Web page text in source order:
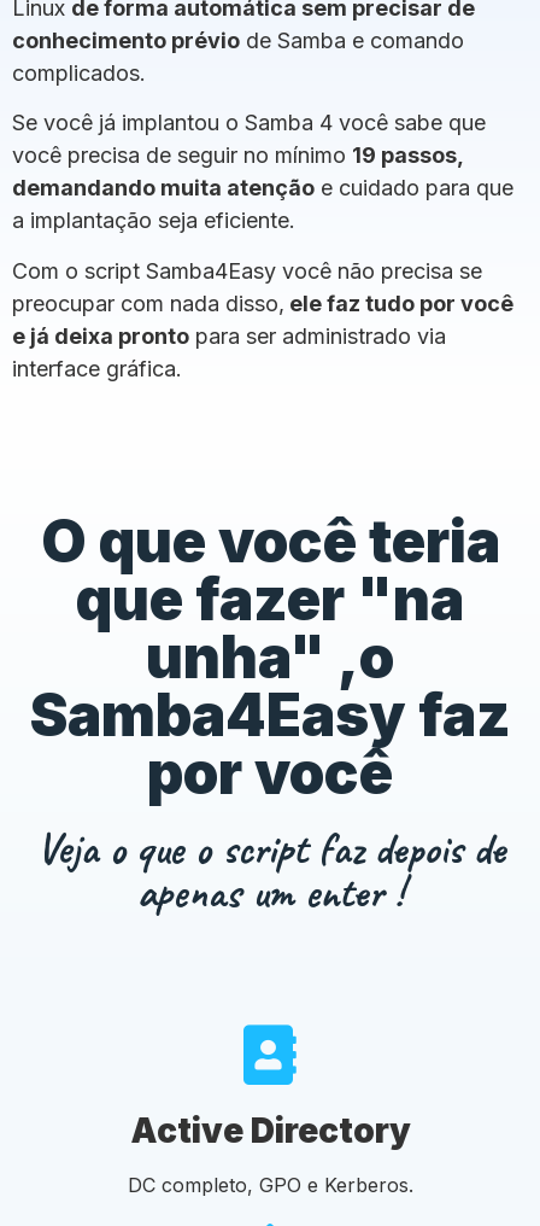
Linux de forma automática sem precisar de
conhecimento prévio de Samba e comando
complicados.
Se você já implantou o Samba 4 você sabe que
você precisa de seguir no mínimo 19 passos,
demandando muita atenção e cuidado para que
a implantação seja eficiente.
Com o script Samba4Easy você não precisa se
preocupar com nada disso, ele faz tudo por você
e já deixa pronto para ser administrado via
interface gráfica.
O que você teria
que fazer "na
unha" ,o
Samba4Easy faz
por você
Veja o que o script faz depois de
apenas um enter !
Active Directory
DC completo, GPO e Kerberos.